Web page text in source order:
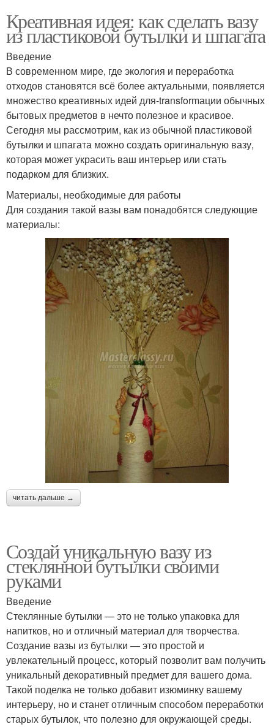
Креативная идея: как сделать вазу
из пластиковой бутылки и шпагата
Введение
В современном мире, где экология и переработка
отходов становятся всё более актуальными, появляется
множество креативных идей для-transformации обычных
бытовых предметов в нечто полезное и красивое.
Сегодня мы рассмотрим, как из обычной пластиковой
бутылки и шпагата можно создать оригинальную вазу,
которая может украсить ваш интерьер или стать
подарком для близких.
Материалы, необходимые для работы
Для создания такой вазы вам понадобятся следующие
материалы:
читать дальше →
Создай уникальную вазу из
стеклянной бутылки своими
руками
Введение
Стеклянные бутылки — это не только упаковка для
напитков, но и отличный материал для творчества.
Создание вазы из бутылки — это простой и
увлекательный процесс, который позволит вам получить
уникальный декоративный предмет для вашего дома.
Такой поделка не только добавит изюминку вашему
интерьеру, но и станет отличным способом переработки
старых бутылок, что полезно для окружающей среды.